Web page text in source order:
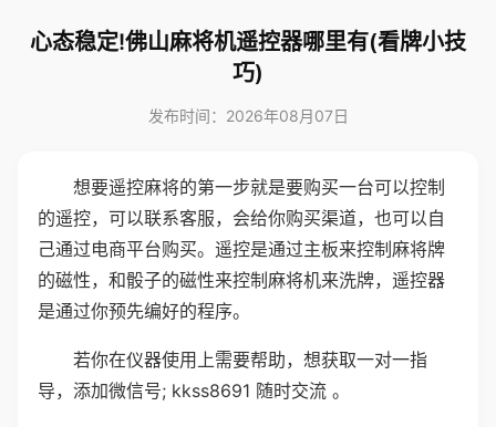
心态稳定!佛山麻将机遥控器哪里有(看牌小技
巧)
发布时间：2026年08月07日
想要遥控麻将的第一步就是要购买一台可以控制
的遥控，可以联系客服，会给你购买渠道，也可以自
己通过电商平台购买。遥控是通过主板来控制麻将牌
的磁性，和骰子的磁性来控制麻将机来洗牌，遥控器
是通过你预先编好的程序。
若你在仪器使用上需要帮助，想获取一对一指
导，添加微信号; kkss8691 随时交流 。